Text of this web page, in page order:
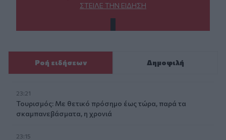
ΣΤΕΊΛΕ ΤΗΝ ΕΊΔΗΣΗ
Ροή ειδήσεων Δημοφιλή
23:21
Τουρισμός: Με θετικό πρόσημο έως τώρα, παρά τα
σκαμπανεβάσματα, η χρονιά
23:15